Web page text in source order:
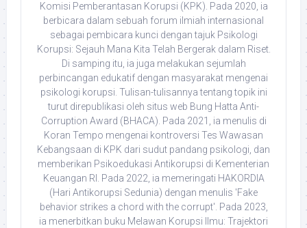
Komisi Pemberantasan Korupsi (KPK). Pada 2020, ia
berbicara dalam sebuah forum ilmiah internasional
sebagai pembicara kunci dengan tajuk Psikologi
Korupsi: Sejauh Mana Kita Telah Bergerak dalam Riset.
Di samping itu, ia juga melakukan sejumlah
perbincangan edukatif dengan masyarakat mengenai
psikologi korupsi. Tulisan-tulisannya tentang topik ini
turut direpublikasi oleh situs web Bung Hatta Anti-
Corruption Award (BHACA). Pada 2021, ia menulis di
Koran Tempo mengenai kontroversi Tes Wawasan
Kebangsaan di KPK dari sudut pandang psikologi, dan
memberikan Psikoedukasi Antikorupsi di Kementerian
Keuangan RI. Pada 2022, ia memeringati HAKORDIA
(Hari Antikorupsi Sedunia) dengan menulis 'Fake
behavior strikes a chord with the corrupt'. Pada 2023,
ia menerbitkan buku Melawan Korupsi Ilmu: Trajektori